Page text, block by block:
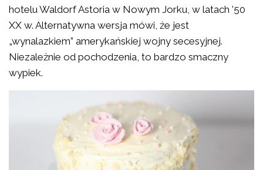
hotelu Waldorf Astoria w Nowym Jorku, w latach ’50
XX w. Alternatywna wersja mówi, że jest
„wynalazkiem” amerykańskiej wojny secesyjnej.
Niezależnie od pochodzenia, to bardzo smaczny
wypiek.